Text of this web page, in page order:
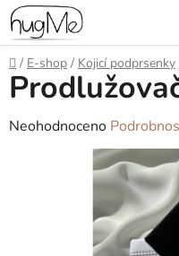
Přejít
na
obsah
Domů
/ E-shop / Kojicí podprsenky
Průměrné
Neohodnoceno